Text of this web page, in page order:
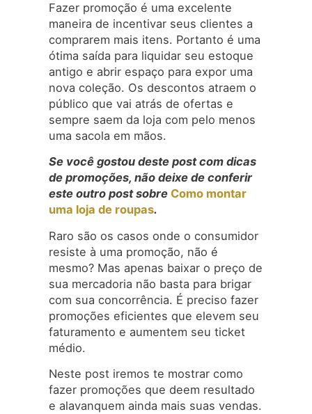
Fazer promoção é uma excelente
maneira de incentivar seus clientes a
comprarem mais itens. Portanto é uma
ótima saída para liquidar seu estoque
antigo e abrir espaço para expor uma
nova coleção. Os descontos atraem o
público que vai atrás de ofertas e
sempre saem da loja com pelo menos
uma sacola em mãos.
Se você gostou deste post com dicas
de promoções, não deixe de conferir
este outro post sobre Como montar
uma loja de roupas.
Raro são os casos onde o consumidor
resiste à uma promoção, não é
mesmo? Mas apenas baixar o preço de
sua mercadoria não basta para brigar
com sua concorrência. É preciso fazer
promoções eficientes que elevem seu
faturamento e aumentem seu ticket
médio.
Neste post iremos te mostrar como
fazer promoções que deem resultado
e alavanquem ainda mais suas vendas.